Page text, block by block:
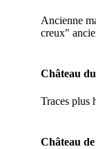
Ancienne
creux"
Château
Traces plus
Château